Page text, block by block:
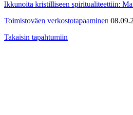
Ikkunoita kristilliseen spiritualiteettiin:
Toimistoväen verkostotapaaminen
Takaisin tapahtumiin